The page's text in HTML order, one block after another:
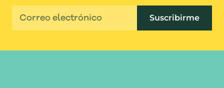
Suscribirme